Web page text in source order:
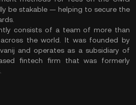
be stakable — helping to secure the
consists of a team of more than
the world. It was founded by
and operates as a subsidiary of
fintech firm that was formerly